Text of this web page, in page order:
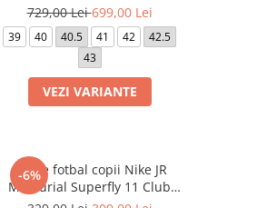
729,00 Lei699,00 Lei
39 40 40.5 41 42
42.5
43
VEZI VARIANTE
-6%
Ghete fotbal copii Nike JR
Mercurial Superfly 11 Club
FG/MG Kylian Mbappé